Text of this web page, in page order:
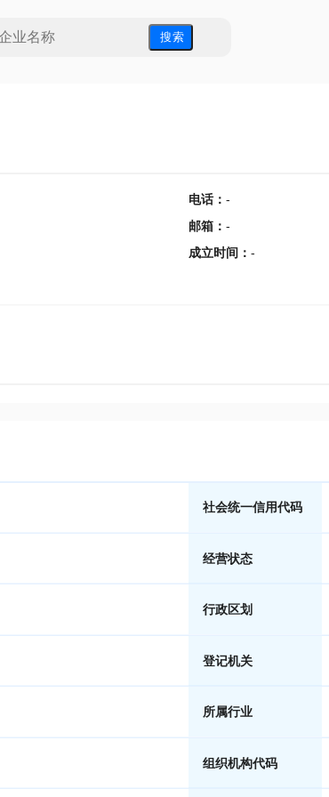
搜 索
电话： -
邮箱 ： -
成立时间 ： -
社会统一信用代码
经营状态
行政区划
登记机关
所属行业
组织机构代码